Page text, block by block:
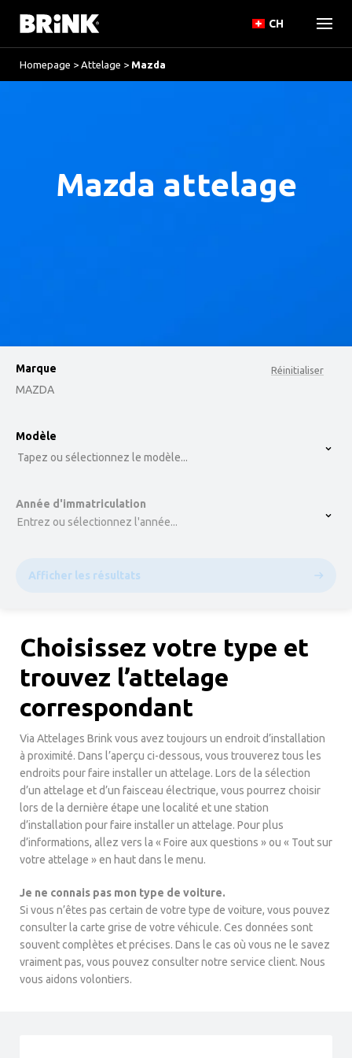
CH
Homepage > Attelage > Mazda
Mazda attelage
Réinitialiser
Marque
MAZDA
option , selected.
Modèle
Tapez ou sélectionnez le modèle...
Année d'immatriculation
Entrez ou sélectionnez l'année...
Afficher les résultats
Choisissez votre type et
trouvez l’attelage
correspondant
Via Attelages Brink vous avez toujours un endroit d’installation
à proximité. Dans l’aperçu ci-dessous, vous trouverez tous les
endroits pour faire installer un attelage. Lors de la sélection
d’un attelage et d’un faisceau électrique, vous pourrez choisir
lors de la dernière étape une localité et une station
d’installation pour faire installer un attelage. Pour plus
d’informations, allez vers la « Foire aux questions » ou « Tout sur
votre attelage » en haut dans le menu.
Je ne connais pas mon type de voiture.
Si vous n’êtes pas certain de votre type de voiture, vous pouvez
consulter la carte grise de votre véhicule. Ces données sont
souvent complètes et précises. Dans le cas où vous ne le savez
vraiment pas, vous pouvez consulter notre service client. Nous
vous aidons volontiers.